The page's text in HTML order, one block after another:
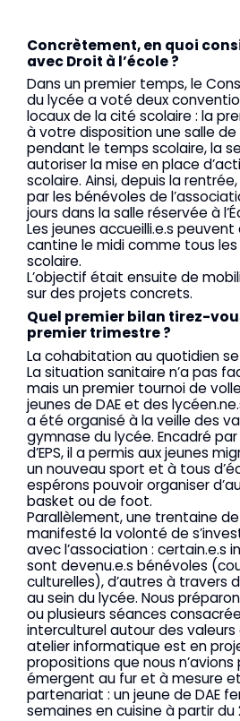
Concrètement, en quoi
avec Droit à l’école ?
Dans un premier temps, le
du lycée a voté deux
locaux de la cité scolaire : la
à votre disposition une salle
pendant le temps scolaire, la
autoriser la mise en place
scolaire. Ainsi, depuis la
par les bénévoles de
jours dans la salle réservée à
Les jeunes accueilli.e.s
cantine le midi comme tous
scolaire.
L’objectif était ensuite de
sur des projets concrets.
Quel premier bilan tirez-
premier trimestre ?
La cohabitation au quotidien
La situation sanitaire n’a pas
mais un premier tournoi de
jeunes de DAE et des
a été organisé à la veille des
gymnase du lycée. Encadré
d’EPS, il a permis aux jeunes
un nouveau sport et à tous
espérons pouvoir organiser
basket ou de foot.
Parallèlement, une trentaine
manifesté la volonté de
avec l’association : certain.e.s
sont devenu.e.s bénévoles
culturelles), d’autres à travers
au sein du lycée. Nous
ou plusieurs séances
interculturel autour des valeurs
atelier informatique est en
propositions que nous
émergent au fur et à mesure
partenariat : un jeune de DAE
semaines en cuisine à partir du